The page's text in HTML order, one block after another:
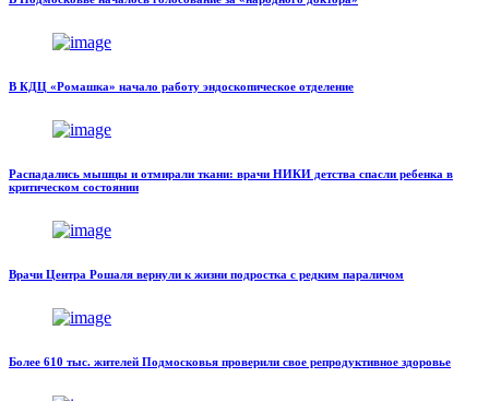
В КДЦ «Ромашка» начало работу эндоскопическое отделение
Распадались мышцы и отмирали ткани: врачи НИКИ детства спасли ребенка в
критическом состоянии
Врачи Центра Рошаля вернули к жизни подростка с редким параличом
Более 610 тыс. жителей Подмосковья проверили свое репродуктивное здоровье